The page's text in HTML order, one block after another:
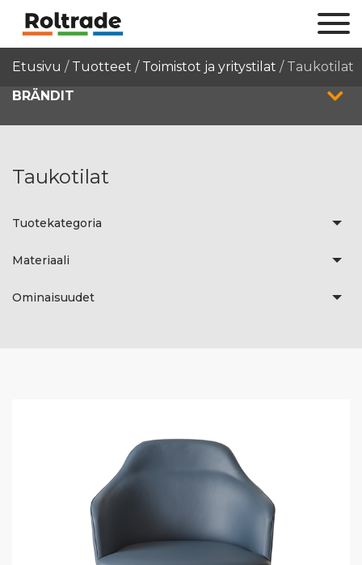
Etusivu / Tuotteet / Toimistot ja yritystilat / Taukotilat
BRÄNDIT
Taukotilat
Tuotekategoria
Materiaali
Ominaisuudet